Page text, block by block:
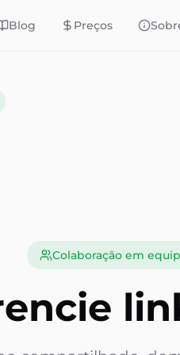
Blog Preços
Colaboração em